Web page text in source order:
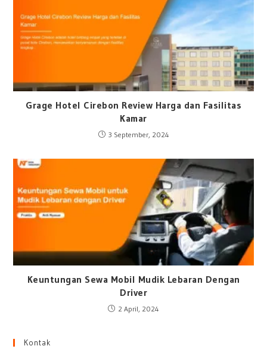
Grage Hotel Cirebon Review Harga dan Fasilitas
Kamar
3 September, 2024
Keuntungan Sewa Mobil Mudik Lebaran Dengan
Driver
2 April, 2024
Kontak